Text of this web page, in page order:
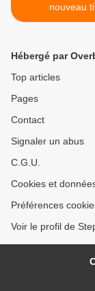
nouveau
Hébergé par
Top articles
Pages
Contact
Signaler un abus
C.G.U.
Cookies et
Préférences
Voir le profil de